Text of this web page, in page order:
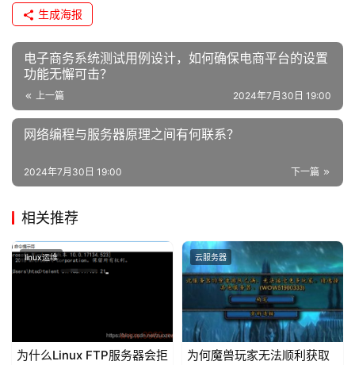
生成海报
电子商务系统测试用例设计，如何确保电商平台的设置
功能无懈可击？
上一篇 2024年7月30日 19:00
网络编程与服务器原理之间有何联系？
下一篇
2024年7月30日 19:00
相关推荐
linux运维
为什么Linux FTP服务器会拒
云服务器
为何魔兽玩家无法顺利获取